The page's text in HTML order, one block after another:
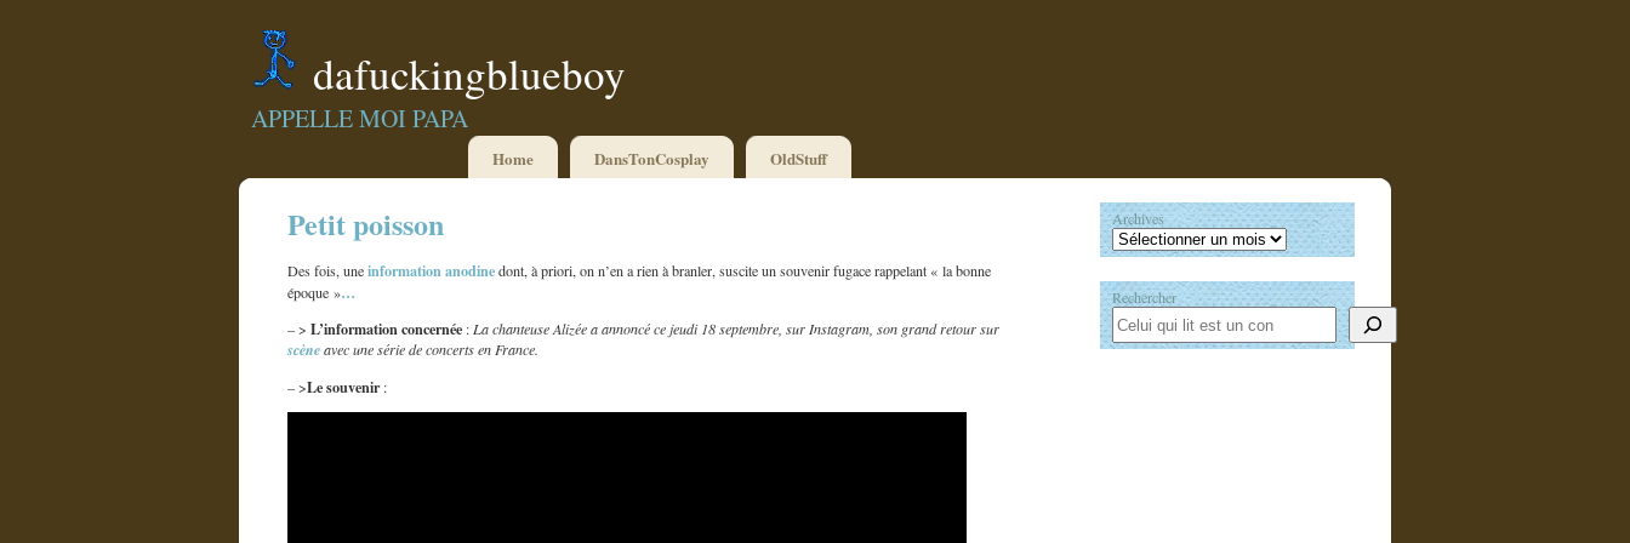
dafuckingblueboy
APPELLE MOI PAPA
Home DansTonCosplay OldStuff
Petit poisson
Des fois, uneinformationanodinedont, à priori, on n’en a rien à branler, suscite un souvenir fugace rappelant « la bonne
époque »…
– > L’information concernée :La chanteuse Alizée a annoncé ce jeudi 18 septembre, sur Instagram, son grand retour sur
scèneavec une série de concerts en France.
– >Le souvenir :
Archives
Rechercher